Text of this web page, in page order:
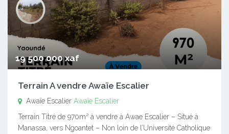
19 500 000 xaf
Terrain A vendre Awaïe Escalier
Awaïe Escalier Awaïe Escalier
Terrain Titré de 970m² à vendre à Awae Escalier – Situé à
Manassa, vers Ngoantet – Non loin de l’Université Catholique